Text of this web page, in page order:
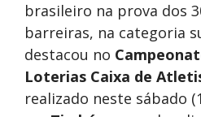
brasileiro na prova dos
barreiras, na categoria
destacou no
Loterias Caixa de
realizado neste sábado